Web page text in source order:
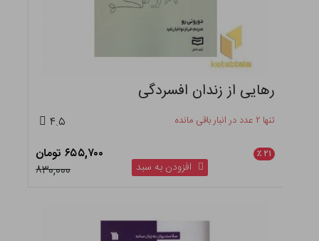
رهایی از زندان افسردگی
تنها ۲ عدد در انبار باقی مانده ۴.۵
۲۱ ٪
۶۵۵,۷۰۰ تومان
۸۳۰,۰۰۰
افزودن به سبد